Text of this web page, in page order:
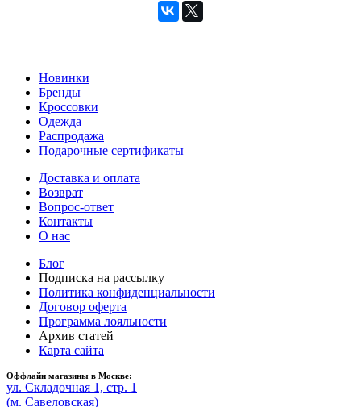
Новинки
Бренды
Кроссовки
Одежда
Распродажа
Подарочные сертификаты
Доставка и оплата
Возврат
Вопрос-ответ
Контакты
О нас
Блог
Подписка на рассылку
Политика конфиденциальности
Договор оферта
Программа лояльности
Архив статей
Карта сайта
Оффлайн магазины в Москве:
ул. Складочная 1, стр. 1
(м. Савеловская)